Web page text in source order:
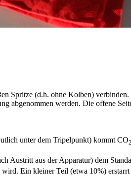
Spritze (d.h. ohne Kolben)
abgenommen werden. Die offene
unter dem Tripelpunkt) kommt CO2
Austritt aus der Apparatur) dem
Ein kleiner Teil (etwa 10%) erstarrt